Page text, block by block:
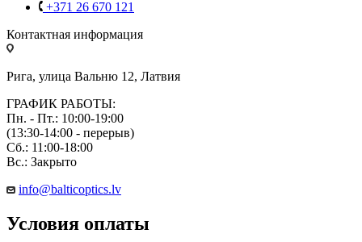
+371 26 670 121
Контактная информация
Рига, улица Вальню 12, Латвия
ГРАФИК РАБОТЫ:
Пн. - Пт.: 10:00-19:00
(13:30-14:00 - перерыв)
Сб.: 11:00-18:00
Вс.: Закрыто
info@balticoptics.lv
Условия оплаты